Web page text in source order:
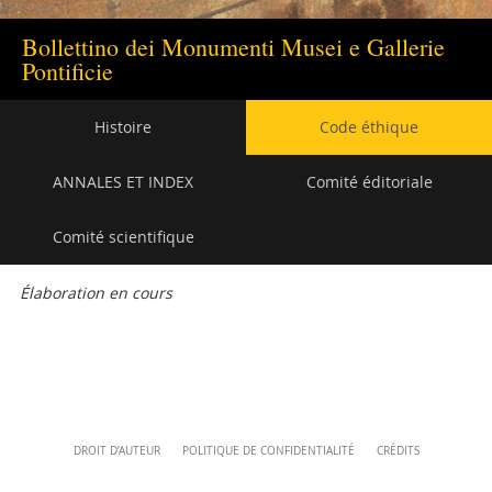
+39 06 69883332
musei@scv.va
Bollettino dei Monumenti Musei e Gallerie
Pontificie
secondaireHistoire Code éthique
ANNALES ET INDEX Comité éditoriale
Comité scientifique
Élaboration en cours
ContentDROIT D’AUTEUR POLITIQUE DE CONFIDENTIALITÉ CRÉDITS